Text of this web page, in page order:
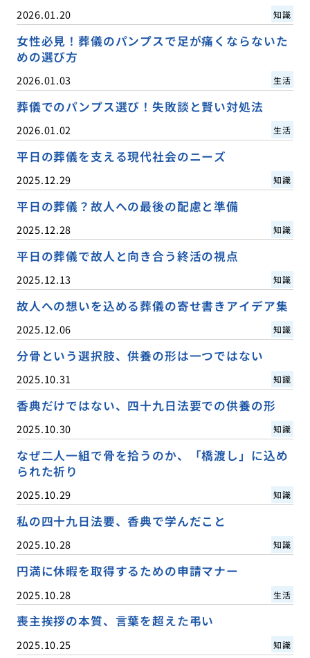
2026.01.20 知識
女性必見！葬儀のパンプスで足が痛くならないた
めの選び方
2026.01.03 生活
葬儀でのパンプス選び！失敗談と賢い対処法
2026.01.02 生活
平日の葬儀を支える現代社会のニーズ
2025.12.29 知識
平日の葬儀？故人への最後の配慮と準備
2025.12.28 知識
平日の葬儀で故人と向き合う終活の視点
2025.12.13 知識
故人への想いを込める葬儀の寄せ書きアイデア集
2025.12.06 知識
分骨という選択肢、供養の形は一つではない
2025.10.31 知識
香典だけではない、四十九日法要での供養の形
2025.10.30 知識
なぜ二人一組で骨を拾うのか、「橋渡し」に込め
られた祈り
2025.10.29 知識
私の四十九日法要、香典で学んだこと
2025.10.28 知識
円満に休暇を取得するための申請マナー
2025.10.28 生活
喪主挨拶の本質、言葉を超えた弔い
2025.10.25 知識